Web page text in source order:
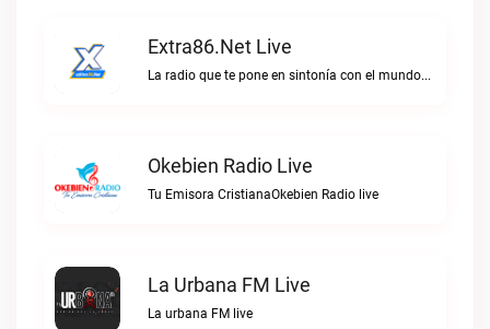
Extra86.net Live
La radio que te pone en sintonía con el mundoExtra86.net live
Okebien Radio Live
Tu Emisora CristianaOkebien Radio live
La Urbana FM Live
La urbana FM live